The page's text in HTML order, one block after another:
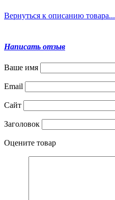
Вернуться к описанию товара...
Написать отзыв
Ваше имя
Email
Сайт
Заголовок
Оцените товар